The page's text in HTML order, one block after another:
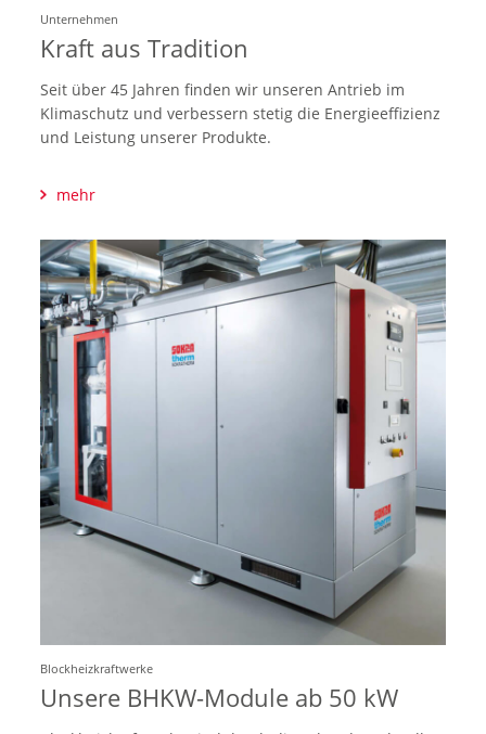
Unternehmen
Kraft aus Tradition
Seit über 45 Jahren finden wir unseren Antrieb im
Klimaschutz und verbessern stetig die Energieeffizienz
und Leistung unserer Produkte.
mehr
Blockheizkraftwerke
Unsere BHKW-Module ab 50 kW